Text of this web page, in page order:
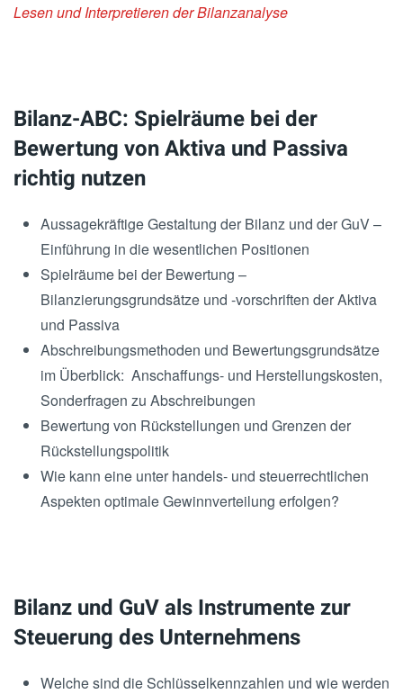
Lesen und Interpretieren der Bilanzanalyse
Bilanz-ABC: Spielräume bei der
Bewertung von Aktiva und Passiva
richtig nutzen
Aussagekräftige Gestaltung der Bilanz und der GuV –
Einführung in die wesentlichen Positionen
Spielräume bei der Bewertung –
Bilanzierungsgrundsätze und -vorschriften der Aktiva
und Passiva
Abschreibungsmethoden und Bewertungsgrundsätze
im Überblick: Anschaffungs- und Herstellungskosten,
Sonderfragen zu Abschreibungen
Bewertung von Rückstellungen und Grenzen der
Rückstellungspolitik
Wie kann eine unter handels- und steuerrechtlichen
Aspekten optimale Gewinnverteilung erfolgen?
Bilanz und GuV als Instrumente zur
Steuerung des Unternehmens
Welche sind die Schlüsselkennzahlen und wie werden